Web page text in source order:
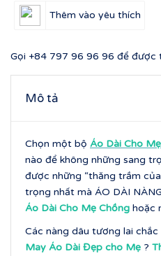
Thêm vào yêu thích
Gọi +84 797 96 96 96 để được
Mô tả
Chọn một bộ Áo Dài Cho Mẹ
nào để không những sang
được những “thăng trầm
trọng nhất mà ÁO DÀI
Áo Dài Cho Mẹ Chồng hoặc
Các nàng dâu tương lai chắc
May Áo Dài Đẹp cho Mẹ ?